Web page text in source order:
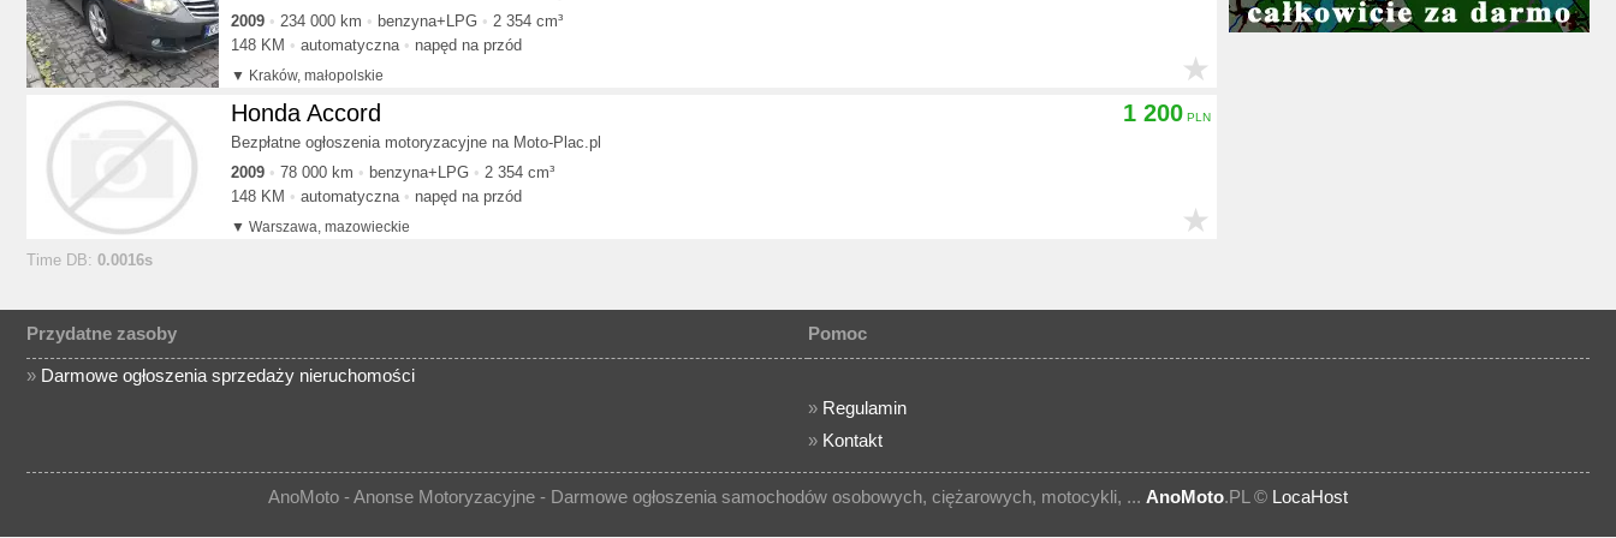
2009
234 000 km benzyna+LPG
2 354 cm³
148 KM
automatyczna napęd na przód
Kraków, małopolskie
Honda Accord
Bezpłatne ogłoszenia motoryzacyjne na Moto-Plac.pl
2009
78 000 km benzyna+LPG
2 354 cm³
148 KM
automatyczna napęd na przód
Warszawa, mazowieckie
1 200
Time DB: 0.0016s
Przydatne zasoby
» Darmowe ogłoszenia sprzedaży nieruchomości
Pomoc
» Regulamin
» Kontakt
AnoMoto - Anonse Motoryzacyjne - Darmowe ogłoszenia samochodów osobowych, ciężarowych, motocykli, ... AnoMoto.PL © LocaHost